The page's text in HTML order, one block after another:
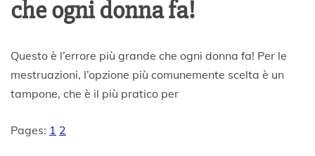
che ogni donna fa!
3
M
a
i
Questo è l’errore più grande che ogni donna fa! Per le
mestruazioni, l’opzione più comunemente scelta è un
tampone, che è il più pratico per
Pages: 1 2